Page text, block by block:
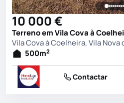
10 000 €
Terreno em Vila Cova à
Vila Cova à Coelheira, Vila Nova
500m2
Contactar